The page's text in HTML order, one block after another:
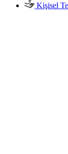
Kişisel